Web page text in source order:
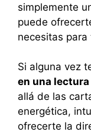
simplemente
puede
necesitas
Si alguna vez
en una
allá de las
energética,
ofrecerte la